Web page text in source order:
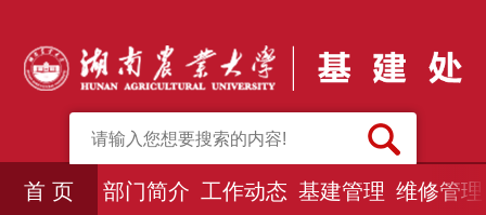
首 页 部门简介 工作动态 基建管理 维修管理